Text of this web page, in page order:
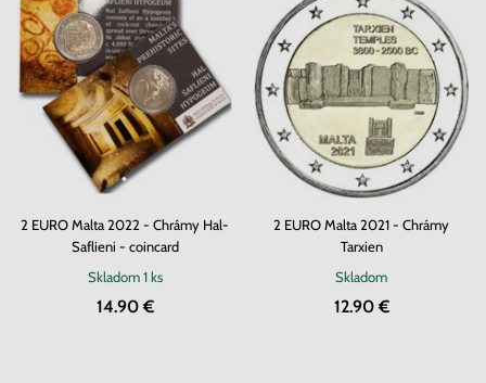
2 EURO Malta 2022 - Chrámy Hal-
Saflieni - coincard
Skladom1 ks
14.90 €
2 EURO Malta 2021 - Chrámy
Tarxien
Skladom
12.90 €